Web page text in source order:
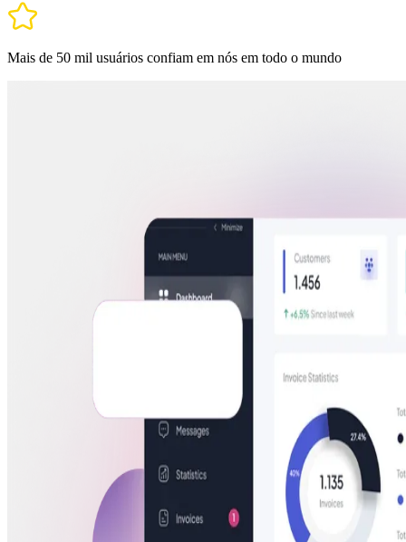
Mais de 50 mil usuários confiam em nós em todo o mundo